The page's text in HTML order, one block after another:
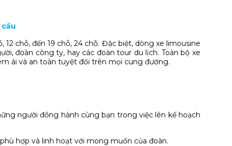
chỗ, đến 19 chỗ, 24 chỗ. Đặc biệt, dòng xe limousine
đoàn công ty, hay các đoàn tour du lịch. Toàn bộ xe
ái và an toàn tuyệt đối trên mọi cung đường.
người đồng hành cùng bạn trong việc lên kế hoạch
hợp và linh hoạt với mong muốn của đoàn.